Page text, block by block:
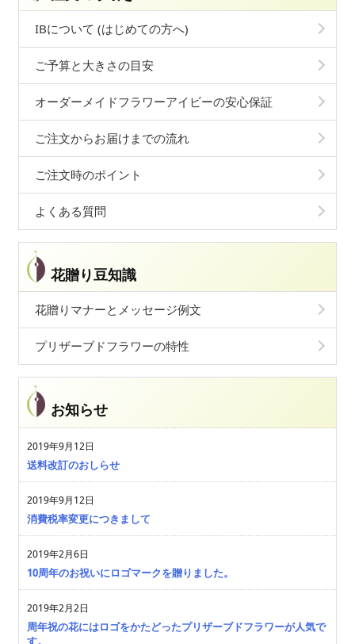
IBについて (はじめての方へ)
ご予算と大きさの目安
オーダーメイドフラワーアイビーの安心保証
ご注文からお届けまでの流れ
ご注文時のポイント
よくある質問
花贈り豆知識
花贈りマナーとメッセージ例文
プリザーブドフラワーの特性
お知らせ
2019年9月12日
送料改訂のおしらせ
2019年9月12日
消費税率変更につきまして
2019年2月6日
10周年のお祝いにロゴマークを贈りました。
2019年2月2日
周年祝の花にはロゴをかたどったプリザーブドフラワーが人気で
す。